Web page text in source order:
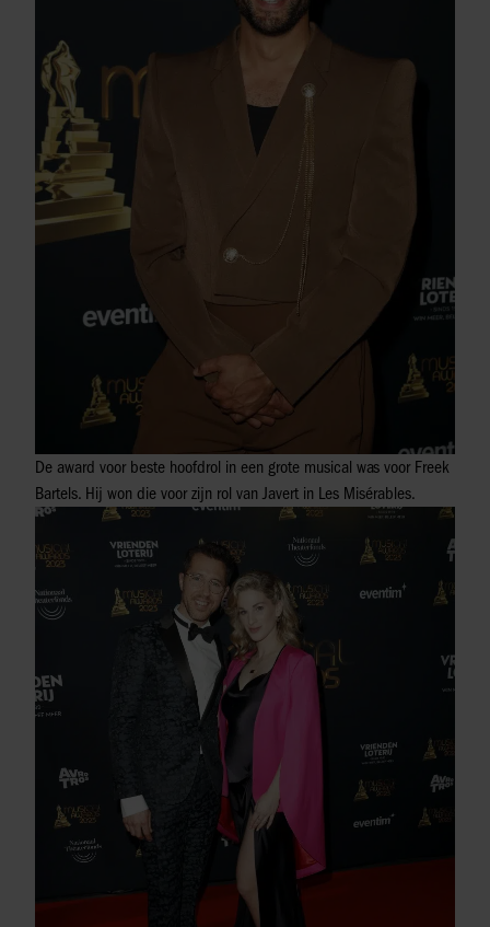
De award voor beste hoofdrol in een grote musical was voor Freek
Bartels. Hij won die voor zijn rol van Javert in Les Misérables.